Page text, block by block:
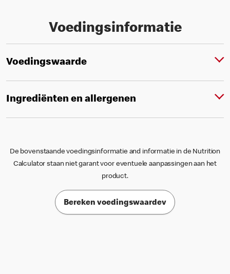
Voedingsinformatie
Voedingswaarde
Ingrediënten en allergenen
De bovenstaande voedingsinformatie and informatie in de Nutrition
Calculator staan niet garant voor eventuele aanpassingen aan het
product.
Bereken voedingswaardev